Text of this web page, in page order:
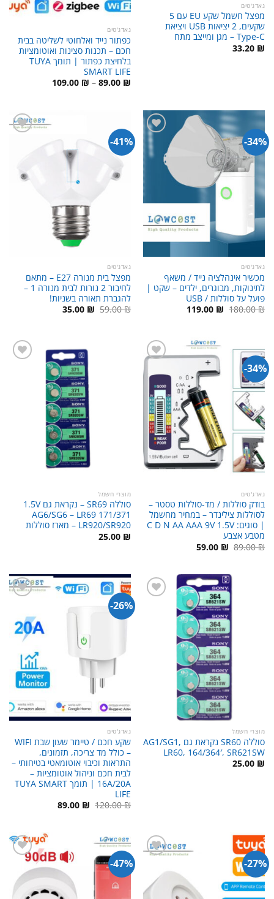
גאדג'טים
מפצל חשמל שקע EU עם 5
שקעים, 2 יציאות USB ויציאת
Type-C – מגן ומייצב מתח
33.20 ₪
גאדג'טים
כפתור נייד ואלחוטי לשליטה בבית
חכם – תכנות סצינות ואוטומציות
בלחיצת כפתור | תומך TUYA
SMART LIFE
89.00 ₪
–
109.00 ₪ טווח
34%-
גאדג'טים
מכשיר אינהלציה נייד / משאף
לתינוקות, מבוגרים, ילדים – שקט |
פועל על סוללות / USB
180.00₪ המחיר119.00 ₪ המחיר
41%-
גאדג'טים
מפצל בית מנורה E27 – מתאם
לחיבור 2 נורות לבית מנורה 1 –
להגברת תאורה בשניות!
59.00₪ המחיר35.00 ₪ המחיר
34%-
גאדג'טים
בודק סוללות / מד-סוללות טסטר –
לסוללות צילינדר – במחיר מחשמל
| סוגים: C D N AA AAA 9V 1.5V
מטבע אצבע
89.00₪ המחיר
המקורי
59.00 ₪ המחיר
הנוכחי
מוצרי חשמל
סוללה SR69 – נקראת גם 1.5V
AG6/SG6 – LR69 171/371
LR920/SR920 – מארז סוללות
25.00 ₪
מוצרי חשמל
סוללה SR60 נקראת גם AG1/SG1,
LR60, 164/364′, SR621SW
25.00 ₪
26%-
גאדג'טים
שקע חכם / טיימר שעון שבת WIFI
– כולל מד צריכה, תזמונים,
התראות וכיבוי אוטומאטי בטיחותי –
לבית חכם וניהול אוטומציות –
16A/20A | תומך TUYA SMART
LIFE
120.00₪ המחיר
המקורי
89.00 ₪ המחיר
הנוכחי
27%-
47%-